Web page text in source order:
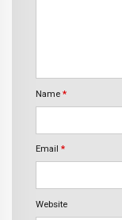
Name *
Email *
Website